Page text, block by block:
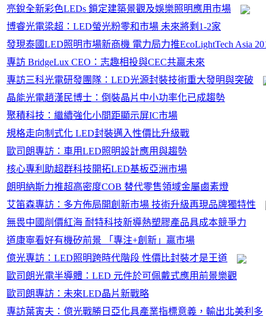
亮銳全新彩色LEDs 鎖定建築景觀及娛樂照明應用市場
博睿光電梁超：LED螢光粉零和市場 未來將剩1-2家
發現泰國LED照明市場新商機 電力局力推EcoLightTech Asia
專訪 BridgeLux CEO：志趣相投與CEC共贏未來
專訪三科光電研發團隊：LED光源封裝技術重大發明與突破
晶能光電趙漢民博士：倒裝晶片中小功率化已成趨勢
聚積科技：繼續強化小間距顯示屏IC市場
規格走向制式化 LED封裝邁入性價比升級戰
歐司朗專訪：車用LED照明設計應用與趨勢
核心專利助超群科技開拓LED基板亞洲市場
朗明納斯力推超高密度COB 替代零售領域金屬鹵素燈
艾笛森專訪：多方佈局開創新市場 技術升級再現品牌獨特性
無畏中國削價紅海 耐特科技新導熱塑膠產品具成本競爭力
道康寧看好有機矽前景 「專注+創新」贏市場
億光專訪：LED照明跨時代階段 性價比封裝才是王道
歐司朗光電半導體：LED 元件於可佩戴式應用前景樂觀
歐司朗專訪：未來LED晶片新戰略
專訪葉寅夫：億光戰勝日亞化具產業指標意義，輸出北美利多